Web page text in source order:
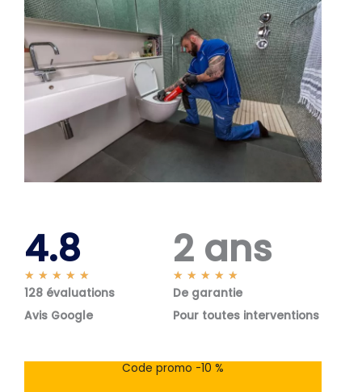
4.8
★ ★ ★ ★ ★
o
s
128 évaluations
Avis Google
2 ans
★ ★ ★ ★ ★
o
s
De garantie
Pour toutes interventions
Code promo -10 %